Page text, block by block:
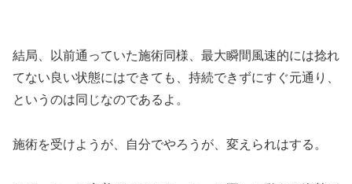
結局、以前通っていた施術同様、最大瞬間風速的には捻れ
てない良い状態にはできても、持続できずにすぐ元通り、
というのは同じなのであるよ。
施術を受けようが、自分でやろうが、変えられはする。